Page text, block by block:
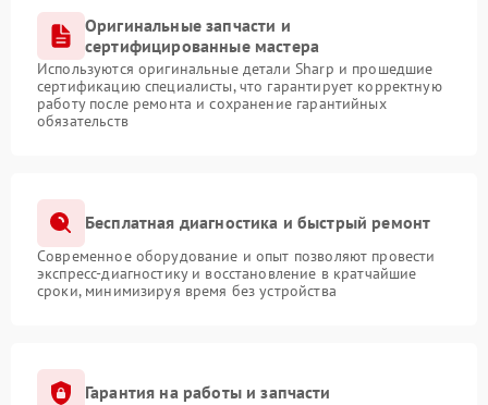
Оригинальные запчасти и
сертифицированные мастера
Используются оригинальные детали Sharp и прошедшие
сертификацию специалисты, что гарантирует корректную
работу после ремонта и сохранение гарантийных
обязательств
Бесплатная диагностика и быстрый ремонт
Современное оборудование и опыт позволяют провести
экспресс-диагностику и восстановление в кратчайшие
сроки, минимизируя время без устройства
Гарантия на работы и запчасти